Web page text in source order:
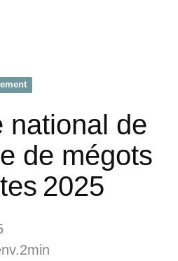
national de
de mégots
2025